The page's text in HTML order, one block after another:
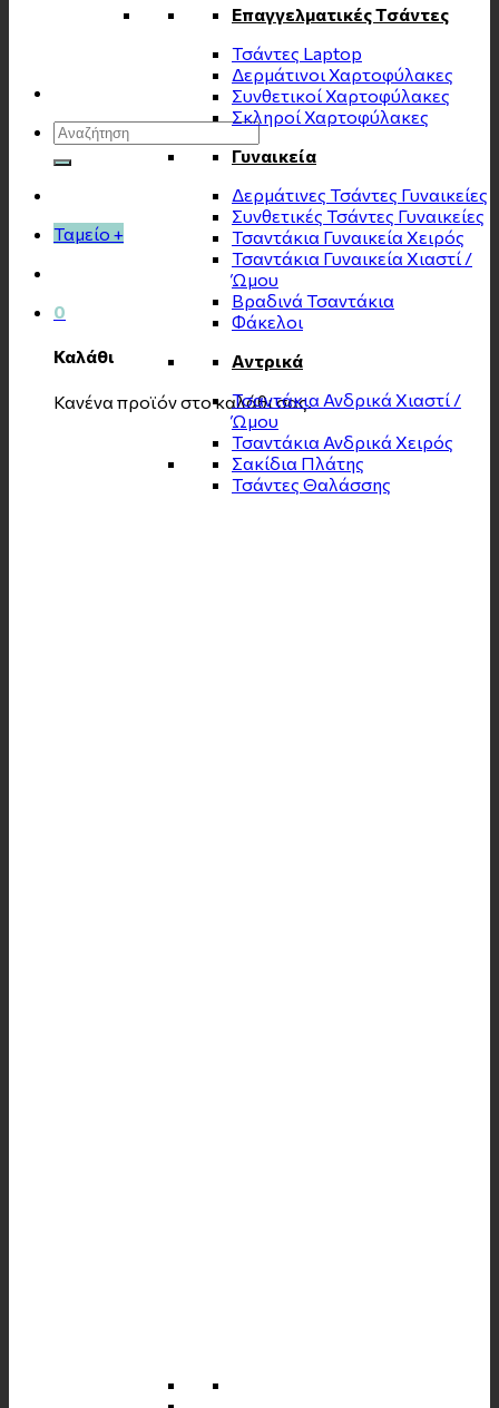
Αναζήτηση
για:
Ταμείο +
0
Καλάθι
Κανένα προϊόν στο καλάθι σας.
Επαγγελματικές Τσάντες
Τσάντες Laptop
Δερμάτινοι Χαρτοφύλακες
Συνθετικοί Χαρτοφύλακες
Σκληροί Χαρτοφύλακες
Γυναικεία
Δερμάτινες Τσάντες Γυναικείες
Συνθετικές Τσάντες Γυναικείες
Τσαντάκια Γυναικεία Χειρός
Τσαντάκια Γυναικεία Χιαστί /
Ώμου
Βραδινά Τσαντάκια
Φάκελοι
Αντρικά
Τσαντάκια Ανδρικά Χιαστί /
Ώμου
Τσαντάκια Ανδρικά Χειρός
Σακίδια Πλάτης
Τσάντες Θαλάσσης